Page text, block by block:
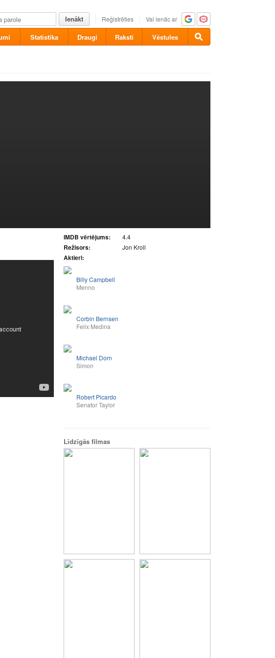
Ienākt Reģistrēties Vai ienāc ar
Statistika Draugi Raksti Vēstules
IMDB vērtējums: 4.4
Režisors: Jon Kroll
Aktieri:
Billy Campbell
Menno
Corbin Bernsen
Felix Medina
Michael Dorn
Simon
Robert Picardo
Senator Taylor
Līdzīgās filmas